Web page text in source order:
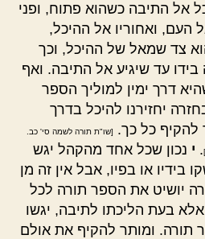
אל התיבה כשהוא פתוח, ופני
העם, ואחוריו אל ההיכל,
צד שמאל של ההיכל, וכך
עד שיגיע אל התיבה. ואף
דרך ימין למוליך הספר
יחזירנו להיכל בדרך
להקיף כל כך.
[שו"ת תורה לשמה סי' כב.
. י נכון שכל אחד מהקהל יגש
בידיו או בפיו, אבל אין זה מן
יושיט את הספר תורה לכל
בעת הליכתו לתיבה, יגשו
תורה. ומותר להקיף את אולם